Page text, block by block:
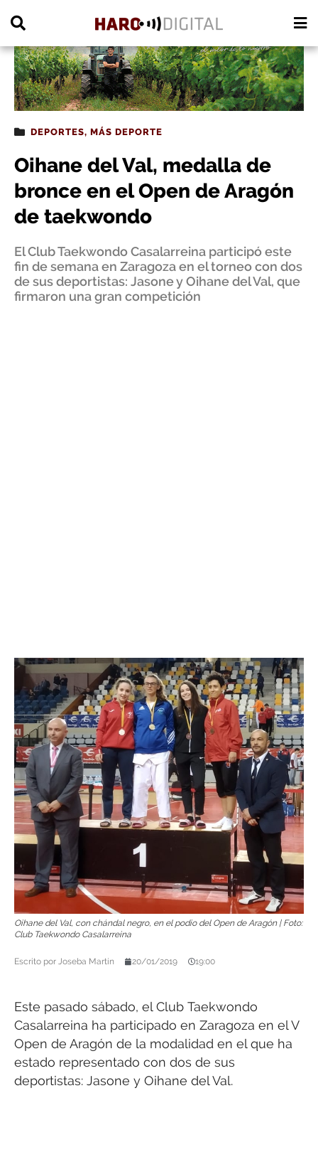
DEPORTES, MÁS DEPORTE
Oihane del Val, medalla de
bronce en el Open de Aragón
de taekwondo
El Club Taekwondo Casalarreina participó este
fin de semana en Zaragoza en el torneo con dos
de sus deportistas: Jasone y Oihane del Val, que
firmaron una gran competición
Oihane del Val, con chándal negro, en el podio del Open de Aragón | Foto:
Club Taekwondo Casalarreina
Escrito por Joseba Martín 20/01/2019 19:00
Este pasado sábado, el Club Taekwondo
Casalarreina ha participado en Zaragoza en el V
Open de Aragón de la modalidad en el que ha
estado representado con dos de sus
deportistas: Jasone y Oihane del Val.